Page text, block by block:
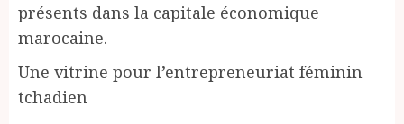
présents dans la capitale économique
marocaine.
Une vitrine pour l’entrepreneuriat féminin
tchadien